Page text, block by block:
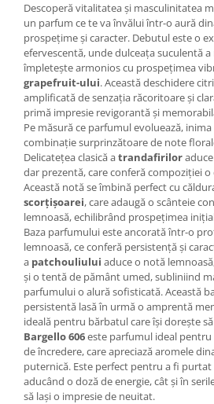
Descoperă vitalitatea și masculinitatea
un parfum ce te va învălui într-o aură
prospețime și caracter. Debutul este o
efervescentă, unde dulceața suculentă a
împletește armonios cu prospețimea
grapefruit-ului. Această deschidere
amplificată de senzația răcoritoare și
primă impresie revigorantă și
Pe măsură ce parfumul evoluează, inima
combinație surprinzătoare de note
Delicatețea clasică atrandafirilor
dar prezentă, care conferă compoziției
Această notă se îmbină perfect cu
scorțișoarei, care adaugă o scânteie
lemnoasă, echilibrând prospețimea
Baza parfumului este ancorată într-o
lemnoasă, ce conferă persistență și
a patchouliului aduce o notă
și o tentă de pământ umed, subliniind
parfumului o alură sofisticată. Această
persistentă lasă în urmă o amprentă
ideală pentru bărbatul care își dorește
Bargello 606este parfumul ideal
de încredere, care apreciază aromele
puternică. Este perfect pentru a fi
aducând o doză de energie, cât și în
să lași o impresie de neuitat.